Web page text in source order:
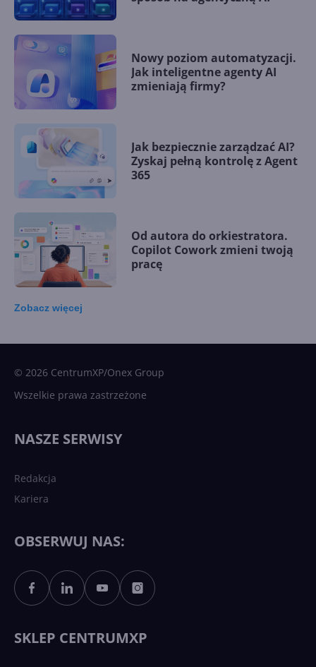
Nowy poziom automatyzacji.
Jak inteligentne agenty AI
zmieniają firmy?
Jak bezpiecznie zarządzać AI?
Zyskaj pełną kontrolę z Agent
365
Od autora do orkiestratora.
Copilot Cowork zmieni twoją
pracę
Sztuczna inteligencja po
polsku. Dość barier
Zobacz więcej
© 2026 CentrumXP/Onex Group
Wszelkie prawa zastrzeżone
NASZE SERWISY
Redakcja
Kariera
OBSERWUJ NAS:
SKLEP CENTRUMXP